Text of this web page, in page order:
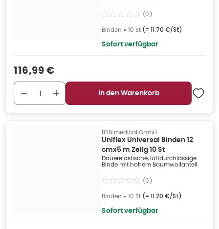
(0)
Binden • 10 St (= 11.70 €/St)
Sofort verfügbar
Verkaufspreis
116,99 €
In den Warenkorb
BSN medical GmbH
Uniflex Universal Binden 12
cmx5 m Zellg 10 St
Dauerelastische, luftdurchlässige
Binde mit hohem Baumwollanteil
(0)
Binden • 10 St (= 11.20 €/St)
Sofort verfügbar